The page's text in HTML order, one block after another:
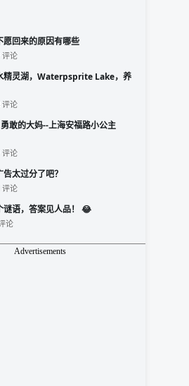
愿回来的原因有哪些
评论
精灵湖，Waterpsprite Lake，养
评论
敢的大妈--上海安福路小公主
评论
太过分了吧？
评论
谜语，答案见人品！ 😂
论
Advertisements